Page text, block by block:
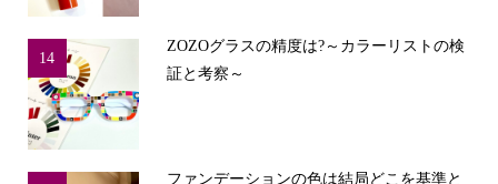
14
ZOZOグラスの精度は?～カラーリストの検
証と考察～
ファンデーションの色は結局どこを基準と